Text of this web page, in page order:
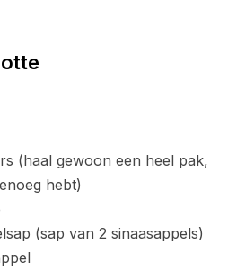
(haal gewoon een heel pak,
hebt)
(sap van 2 sinaasappels)